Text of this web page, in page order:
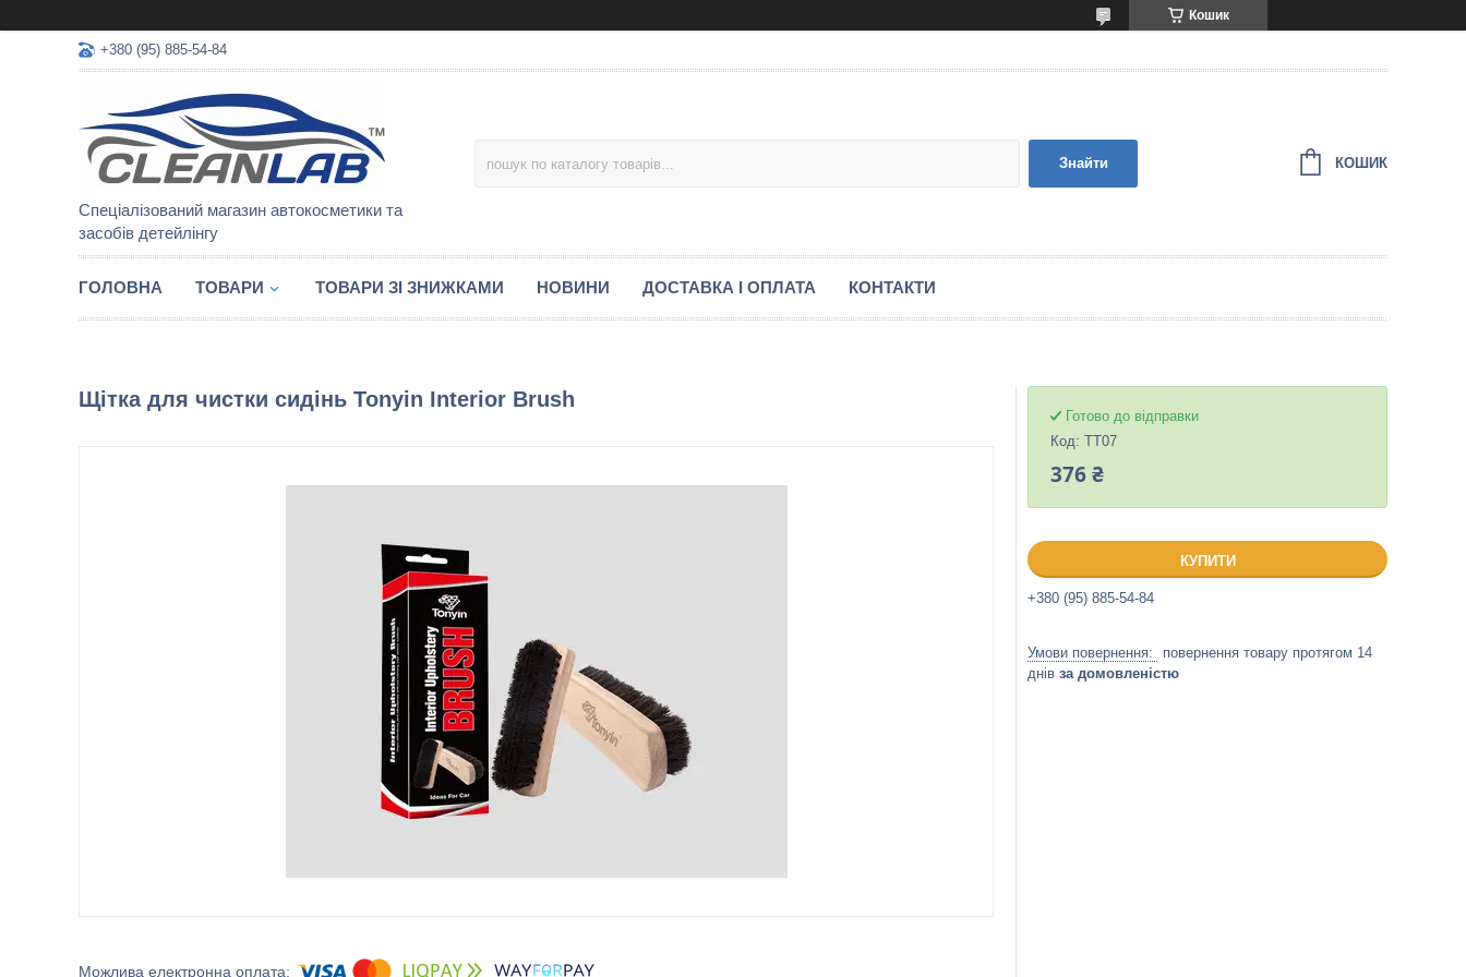
Кошик
+380 (95) 885-54-84
Спеціалізований магазин автокосметики та
засобів детейлінгу
Знайти КОШИК
ГОЛОВНА ТОВАРИ ТОВАРИ ЗІ ЗНИЖКАМИ НОВИНИ ДОСТАВКА І ОПЛАТА КОНТАКТИ
Щітка для чистки сидінь Tonyin Interior Brush
Готово до відправки
Код: TT07
376 ₴
КУПИТИ
+380 (95) 885-54-84
повернення товару протягом 14
днів за домовленістю